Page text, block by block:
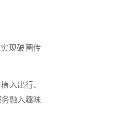
现破圈传
入出行、
融入趣味